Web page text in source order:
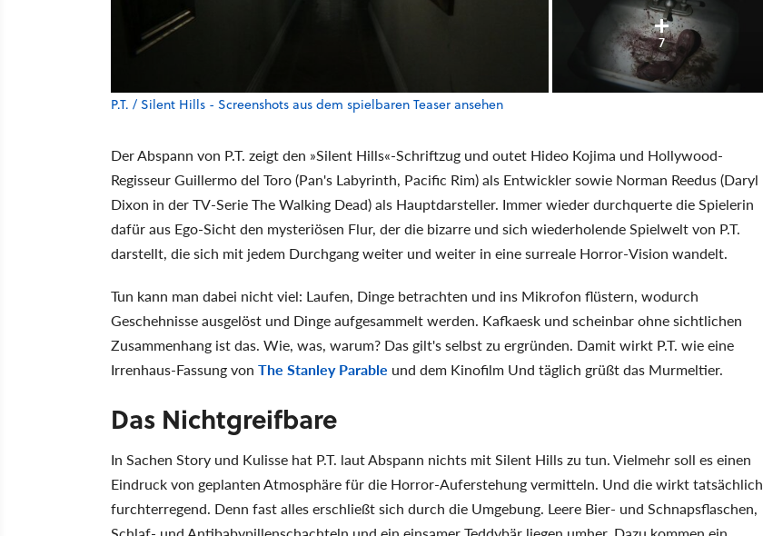
7
P.T. / Silent Hills - Screenshots aus dem spielbaren Teaser ansehen
Der Abspann von P.T. zeigt den »Silent Hills«-Schriftzug und outet Hideo Kojima und Hollywood-
Regisseur Guillermo del Toro (Pan's Labyrinth, Pacific Rim) als Entwickler sowie Norman Reedus (Daryl
Dixon in der TV-Serie The Walking Dead) als Hauptdarsteller. Immer wieder durchquerte die Spielerin
dafür aus Ego-Sicht den mysteriösen Flur, der die bizarre und sich wiederholende Spielwelt von P.T.
darstellt, die sich mit jedem Durchgang weiter und weiter in eine surreale Horror-Vision wandelt.
Tun kann man dabei nicht viel: Laufen, Dinge betrachten und ins Mikrofon flüstern, wodurch
Geschehnisse ausgelöst und Dinge aufgesammelt werden. Kafkaesk und scheinbar ohne sichtlichen
Zusammenhang ist das. Wie, was, warum? Das gilt's selbst zu ergründen. Damit wirkt P.T. wie eine
Irrenhaus-Fassung von The Stanley Parable und dem Kinofilm Und täglich grüßt das Murmeltier.
Das Nichtgreifbare
In Sachen Story und Kulisse hat P.T. laut Abspann nichts mit Silent Hills zu tun. Vielmehr soll es einen
Eindruck von geplanten Atmosphäre für die Horror-Auferstehung vermitteln. Und die wirkt tatsächlich
furchterregend. Denn fast alles erschließt sich durch die Umgebung. Leere Bier- und Schnapsflaschen,